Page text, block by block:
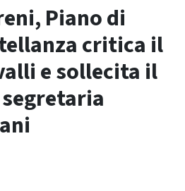
Piano di
critica il
e sollecita il